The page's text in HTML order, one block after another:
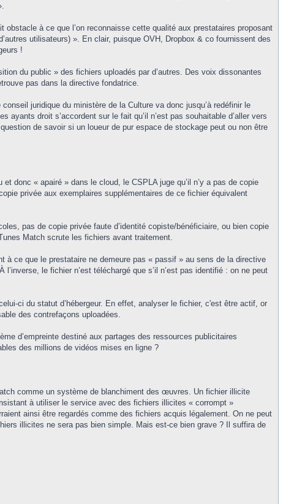
à ce que l’on reconnaisse cette qualité aux prestataires proposant
utilisateurs) ». En clair, puisque OVH, Dropbox & co fournissent des
!
du public » des fichiers uploadés par d’autres. Des voix dissonantes
pas dans la directive fondatrice.
juridique du ministère de la Culture va donc jusqu’à redéfinir le
droit s’accordent sur le fait qu’il n’est pas souhaitable d’aller vers
de savoir si un loueur de pur espace de stockage peut ou non être
donc « apairé » dans le cloud, le CSPLA juge qu’il n’y a pas de copie
privée aux exemplaires supplémentaires de ce fichier équivalent
pas de copie privée faute d’identité copiste/bénéficiaire, ou bien copie
Match scrute les fichiers avant traitement.
à ce que le prestataire ne demeure pas « passif » au sens de la directive
le fichier n’est téléchargé que s’il n’est pas identifié : on ne peut
ci du statut d’hébergeur. En effet, analyser le fichier, c'est être actif, or
des contrefaçons uploadées.
d’empreinte destiné aux partages des ressources publicitaires
des millions de vidéos mises en ligne ?
comme un système de blanchiment des œuvres. Un fichier illicite
à utiliser le service avec des fichiers illicites « corrompt »
ainsi être regardés comme des fichiers acquis légalement. On ne peut
illicites ne sera pas bien simple. Mais est-ce bien grave ? Il suffira de